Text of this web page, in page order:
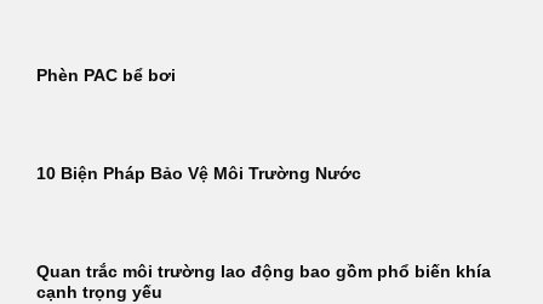
Phèn PAC bể bơi
10 Biện Pháp Bảo Vệ Môi Trường Nước
Quan trắc môi trường lao động bao gồm phổ biến khía
cạnh trọng yếu